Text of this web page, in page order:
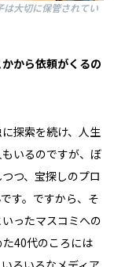
大切に保管されてい
から依頼がくるの
探索を続け、人生
いるのですが、ぼ
つ、宝探しのプロ
す。ですから、そ
ったマスコミへの
40代のころには